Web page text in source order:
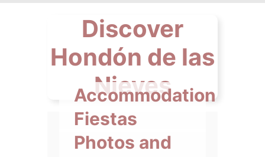
Discover
Hondón de las
Nieves
Accommodation
Fiestas
Photos and